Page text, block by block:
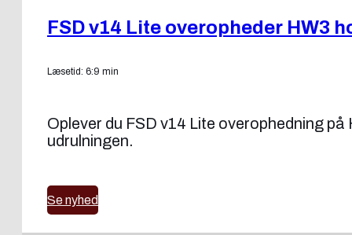
FSD v14 Lite overopheder HW3
Læsetid: 6:9 min
Oplever du FSD v14 Lite overophedning
udrulningen.
Se nyhed